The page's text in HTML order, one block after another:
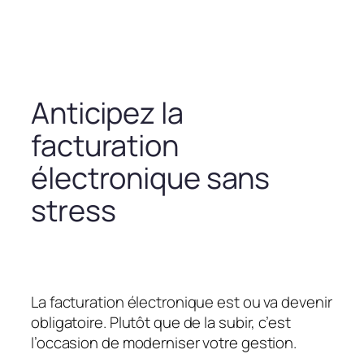
Anticipez la
facturation
électronique sans
stress
La facturation électronique est ou va devenir
obligatoire. Plutôt que de la subir, c’est
l’occasion de moderniser votre gestion.